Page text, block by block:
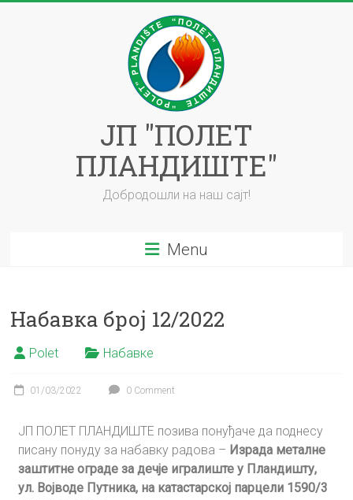
ЈП "ПОЛЕТ
ПЛАНДИШТЕ"
Добродошли на наш сајт!
Menu
Набавка број 12/2022
Polet Набавке
01/03/2022 0 Comment
ЈП ПОЛЕТ ПЛАНДИШТЕ позива понуђаче да поднесу
писану понуду за набавку радова – Израда металне
заштитне ограде за дечје игралиште у Пландишту,
ул. Војводе Путника, на катастарској парцели 1590/3